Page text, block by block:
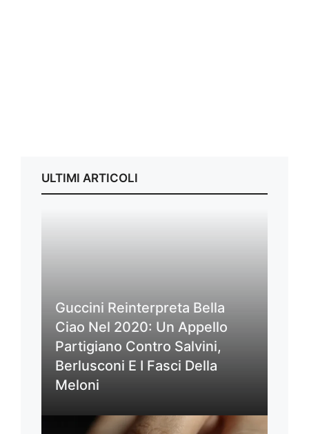
ULTIMI ARTICOLI
Guccini Reinterpreta Bella
Ciao Nel 2020: Un Appello
Partigiano Contro Salvini,
Berlusconi E I Fasci Della
Meloni